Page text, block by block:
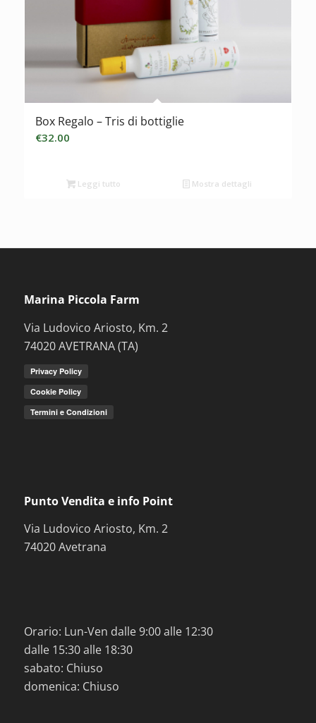
Box Regalo – Tris di bottiglie
€32.00
Leggi tutto Mostra dettagli
Marina Piccola Farm
Via Ludovico Ariosto, Km. 2
74020 AVETRANA (TA)
Punto Vendita e info Point
Via Ludovico Ariosto, Km. 2
74020 Avetrana
Orario: Lun-Ven dalle 9:00 alle 12:30
dalle 15:30 alle 18:30
sabato: Chiuso
domenica: Chiuso